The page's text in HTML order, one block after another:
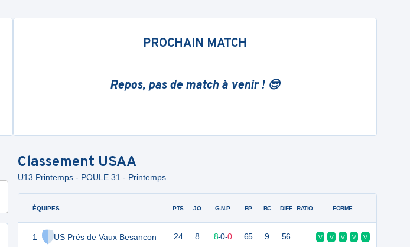
PROCHAIN MATCH
Repos, pas de match à venir ! 😎
Classement USAA
U13 Printemps - POULE 31 - Printemps
ÉQUIPES
1 US Prés de Vaux Besancon
PTS JO G-N-P BP BC DIFF RATIO FORME
24 8 8-0-0 65 9 56 V V V V V